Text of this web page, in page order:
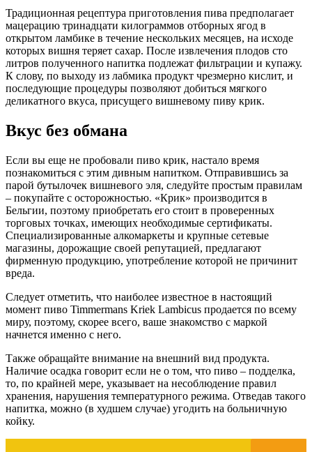
Традиционная рецептура приготовления пива предполагает
мацерацию тринадцати килограммов отборных ягод в
открытом ламбике в течение нескольких месяцев, на исходе
которых вишня теряет сахар. После извлечения плодов сто
литров полученного напитка подлежат фильтрации и купажу.
К слову, по выходу из лабмика продукт чрезмерно кислит, и
последующие процедуры позволяют добиться мягкого
деликатного вкуса, присущего вишневому пиву крик.
Вкус без обмана
Если вы еще не пробовали пиво крик, настало время
познакомиться с этим дивным напитком. Отправившись за
парой бутылочек вишневого эля, следуйте простым правилам
– покупайте с осторожностью. «Крик» производится в
Бельгии, поэтому приобретать его стоит в проверенных
торговых точках, имеющих необходимые сертификаты.
Специализированные алкомаркеты и крупные сетевые
магазины, дорожащие своей репутацией, предлагают
фирменную продукцию, употребление которой не причинит
вреда.
Следует отметить, что наиболее известное в настоящий
момент пиво Timmermans Kriek Lambicus продается по всему
миру, поэтому, скорее всего, ваше знакомство с маркой
начнется именно с него.
Также обращайте внимание на внешний вид продукта.
Наличие осадка говорит если не о том, что пиво – подделка,
то, по крайней мере, указывает на несоблюдение правил
хранения, нарушения температурного режима. Отведав такого
напитка, можно (в худшем случае) угодить на больничную
койку.